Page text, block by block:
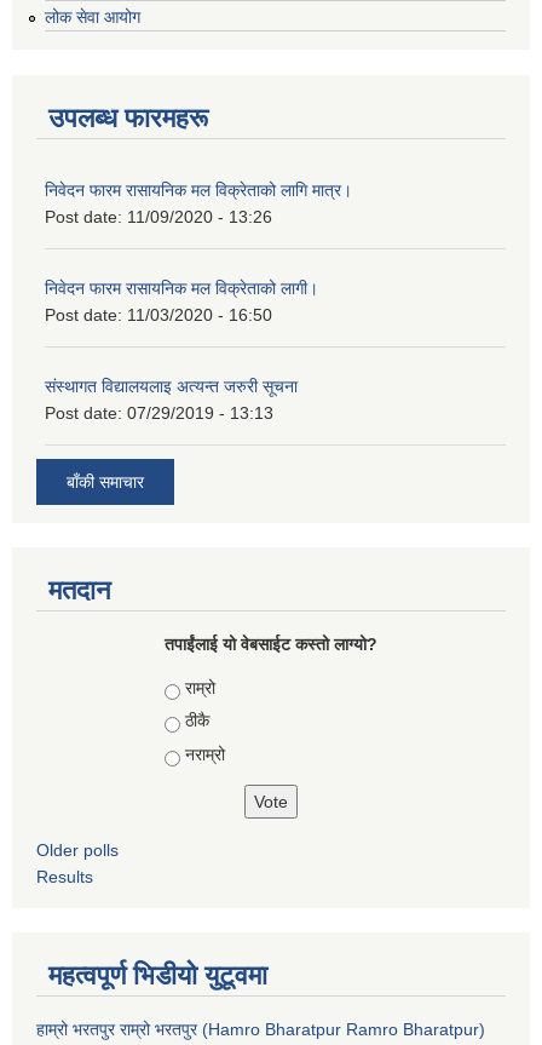
लोक सेवा आयोग
उपलब्ध फारमहरू
निवेदन फारम रासायनिक मल विक्रेताको लागि मात्र।
Post date: 11/09/2020 - 13:26
निवेदन फारम रासायनिक मल विक्रेताको लागी।
Post date: 11/03/2020 - 16:50
संस्थागत विद्यालयलाइ अत्यन्त जरुरी सूचना
Post date: 07/29/2019 - 13:13
बाँकी समाचार
मतदान
तपाईंलाई यो वेबसाईट कस्तो लाग्यो?
Choices
राम्रो
ठीकै
नराम्रो
Older polls
Results
महत्वपूर्ण भिडीयो युटूवमा
हाम्रो भरतपुर राम्रो भरतपुर (Hamro Bharatpur Ramro Bharatpur)